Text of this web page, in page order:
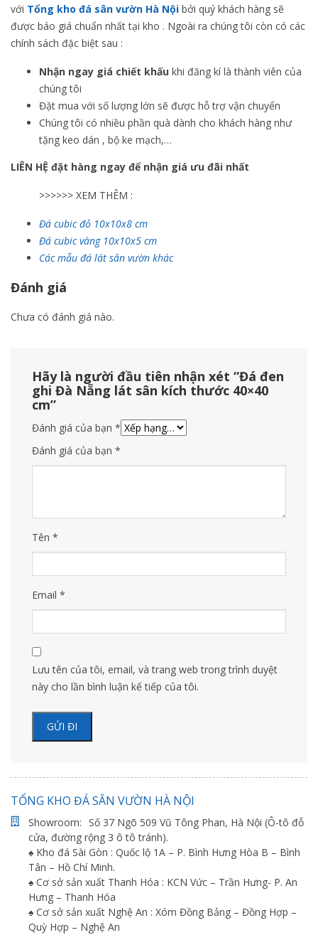
với Tổng kho đá sân vườn Hà Nội bởi quý khách hàng sẽ
được báo giá chuẩn nhất tại kho . Ngoài ra chúng tôi còn có các
chính sách đặc biệt sau :
Nhận ngay giá chiết khấu khi đăng kí là thành viên của
chúng tôi
Đặt mua với số lượng lớn sẽ được hỗ trợ vận chuyển
Chúng tôi có nhiều phần quà dành cho khách hàng như
tặng keo dán , bộ ke mạch,…
LIÊN HỆ đặt hàng ngay để nhận giá ưu đãi nhất
>>>>>> XEM THÊM :
Đá cubic đỏ 10x10x8 cm
Đá cubic vàng 10x10x5 cm
Các mẫu đá lát sân vườn khác
Đánh giá
Chưa có đánh giá nào.
Hãy là người đầu tiên nhận xét “Đá đen
ghi Đà Nẵng lát sân kích thước 40×40
cm”
Đánh giá của bạn *
Đánh giá của bạn *
Tên *
Email *
Lưu tên của tôi, email, và trang web trong trình duyệt
này cho lần bình luận kế tiếp của tôi.
TỔNG KHO ĐÁ SÂN VƯỜN HÀ NỘI
Showroom: Số 37 Ngõ 509 Vũ Tông Phan, Hà Nội (Ô-tô đỗ
cửa, đường rộng 3 ô tô tránh).
♠ Kho đá Sài Gòn : Quốc lộ 1A – P. Bình Hưng Hòa B – Bình
Tân – Hồ Chí Minh.
♠ Cơ sở sản xuất Thanh Hóa : KCN Vức – Trần Hưng- P. An
Hưng – Thanh Hóa
♠ Cơ sở sản xuất Nghệ An : Xóm Đồng Bảng – Đồng Hợp –
Quỳ Hợp – Nghệ An